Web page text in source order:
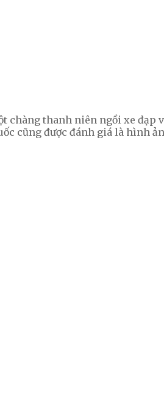
chàng thanh niên ngồi xe đạp
cũng được đánh giá là hình